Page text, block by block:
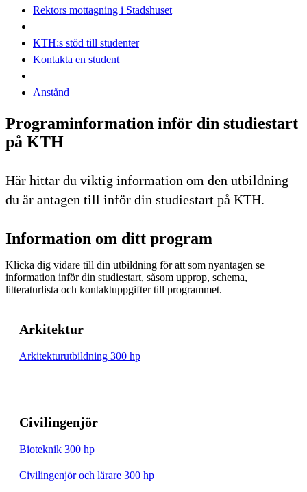
Rektors mottagning i Stadshuset
KTH:s stöd till studenter
Kontakta en student
Anstånd
Programinformation inför din studiestart
på KTH
Här hittar du viktig information om den utbildning
du är antagen till inför din studiestart på KTH.
Information om ditt program
Klicka dig vidare till din utbildning för att som nyantagen se
information inför din studiestart, såsom upprop, schema,
litteraturlista och kontaktuppgifter till programmet.
Arkitektur
Arkitekturutbildning 300 hp
Civilingenjör
Bioteknik 300 hp
Civilingenjör och lärare 300 hp